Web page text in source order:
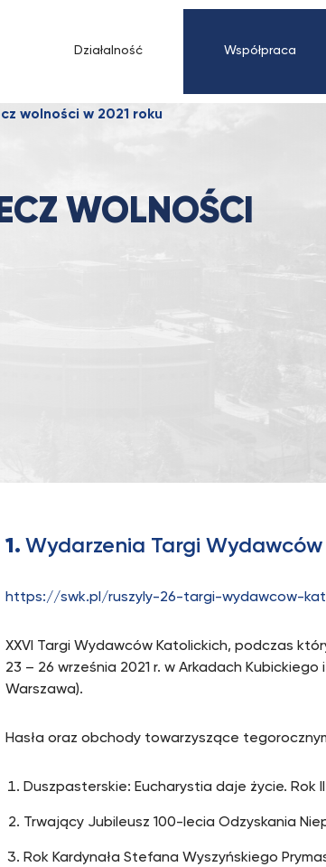
Działalność Współpraca
wolności w 2021 roku
WOLNOŚCI
1.Wydarzenia Targi
https://swk.pl/ruszyly-26-targi-wydawcow-
XXVI Targi Wydawców Katolickich, podczas
23 – 26 września 2021 r. w Arkadach
Warszawa).
Hasła oraz obchody towarzyszące
Duszpasterskie: Eucharystia daje życie. Rok
Trwający Jubileusz 100-lecia Odzyskania
Rok Kardynała Stefana Wyszyńskiego